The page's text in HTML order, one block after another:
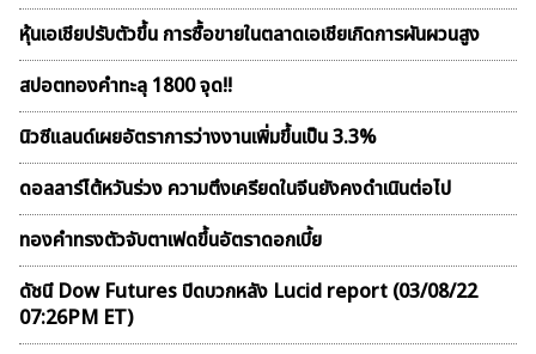
หุ้นเอเชียปรับตัวขึ้น การซื้อขายในตลาดเอเชียเกิดการผันผวนสูง
สปอตทองคำทะลุ 1800 จุด!!
นิวซีแลนด์เผยอัตราการว่างงานเพิ่มขึ้นเป็น 3.3%
ดอลลาร์ไต้หวันร่วง ความตึงเครียดในจีนยังคงดำเนินต่อไป
ทองคำทรงตัวจับตาเฟดขึ้นอัตราดอกเบี้ย
ดัชนี Dow Futures ปิดบวกหลัง Lucid report (03/08/22
07:26PM ET)